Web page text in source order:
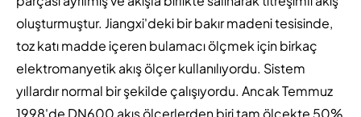
oluşturmuştur. Jiangxi'deki bir bakır madeni tesisinde,
toz katı madde içeren bulamacı ölçmek için birkaç
elektromanyetik akış ölçer kullanılıyordu. Sistem
yıllardır normal bir şekilde çalışıyordu. Ancak Temmuz
1998'de DN600 akış ölçerlerden biri tam ölçekte 50%